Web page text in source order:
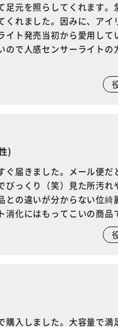
足元を照らしてくれます。
くれました。因みに、アイ
イト発売当初から愛用して
ので人感センサーライトの
)
ぐ届きました。メール便だ
びっくり（笑）見た所汚れ
との違いが分からない位綺
消化にはもってこいの商品
購入しました。大容量で満